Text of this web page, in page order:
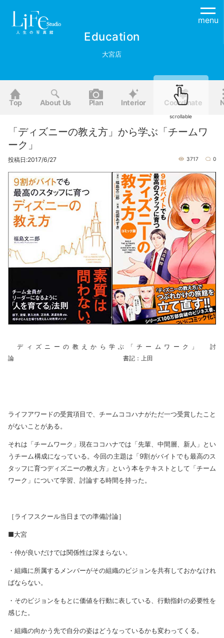
menu
Education
大宮店
Top About Us Plan Interior Coordinate
scrollable
「ディズニーの教え方」から学ぶ「チームワ
ーク」
投稿日:2017/6/27 3717 0
ディズニーの教えから学ぶ「チームワーク」 討
論 書記：上田
ライフアワードの受賞項目で、チームココハナがただ一つ受賞したこと
がないことがある。
それは「チームワーク」現在ココハナでは「先輩、中間層、新人」とい
うチーム構成になっている。今回の主題は「9割がバイトでも最高のス
タッフに育つディズニーの教え方」という本をテキストとして「チーム
ワーク」について学習、討論する時間を持った。
［ライフスクール当日までの準備討論］
■大宮
・仲が良いだけでは関係性は深まらない。
・組織に所属するメンバーがその組織のビジョンを共有しておかなけれ
ばならない。
・そのビジョンをもとに価値を行動に表している、行動指針の必要性を
感じた。
・組織の向かう先で自分の姿はどうなっているかも変わってくる。